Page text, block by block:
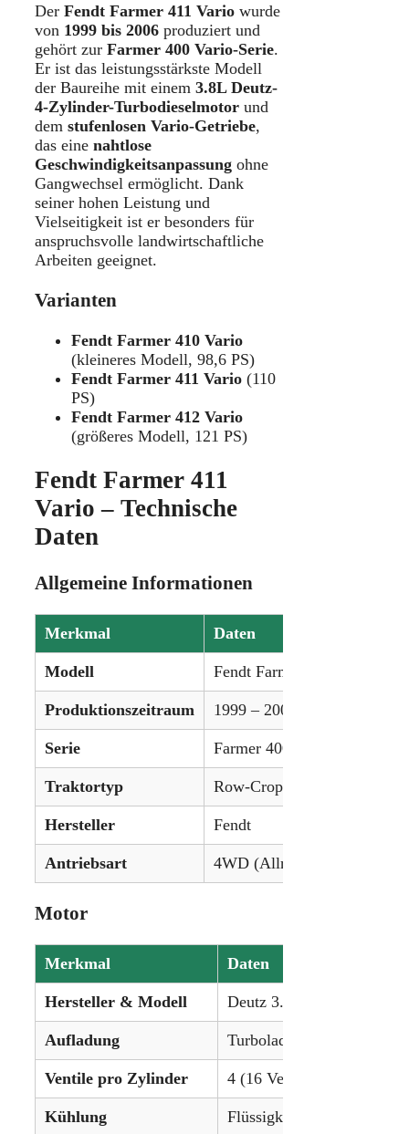
Der Fendt Farmer 411 Vario wurde
von 1999 bis 2006 produziert und
gehört zur Farmer 400 Vario-Serie.
Er ist das leistungsstärkste Modell
der Baureihe mit einem 3.8L Deutz-
4-Zylinder-Turbodieselmotor und
dem stufenlosen Vario-Getriebe,
das eine nahtlose
Geschwindigkeitsanpassung ohne
Gangwechsel ermöglicht. Dank
seiner hohen Leistung und
Vielseitigkeit ist er besonders für
anspruchsvolle landwirtschaftliche
Arbeiten geeignet.
Varianten
Fendt Farmer 410 Vario
(kleineres Modell, 98,6 PS)
Fendt Farmer 411 Vario (110
PS)
Fendt Farmer 412 Vario
(größeres Modell, 121 PS)
Fendt Farmer 411
Vario – Technische
Daten
Allgemeine Informationen
Merkmal Daten
Modell Fendt Farmer 411 Vario
Produktionszeitraum 1999 – 2006
Serie Farmer 400 Vario-Serie
Traktortyp Row-Crop Traktor
Hersteller Fendt
Antriebsart 4WD (Allradantrieb)
Motor
Merkmal Daten
Hersteller & Modell Deutz 3.8L 4-Zylinder
Aufladung Turbolader mit
Ventile pro Zylinder 4 (16 Ventile insgesamt)
Kühlung Flüssigkeitsgekühlt